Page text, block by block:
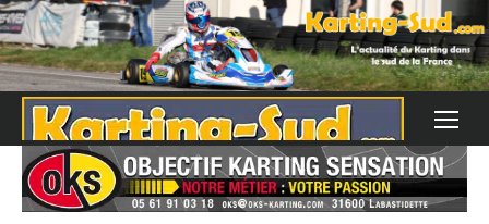
Skip
to
content